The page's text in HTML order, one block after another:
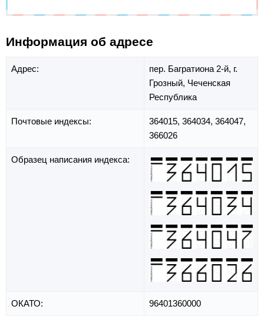
Информация об адресе
Адрес: пер. Багратиона 2-й, г.
Грозный, Чеченская
Республика
Почтовые индексы:
364015, 364034, 364047,
366026
Образец написания индекса:
ОКАТО: 96401360000